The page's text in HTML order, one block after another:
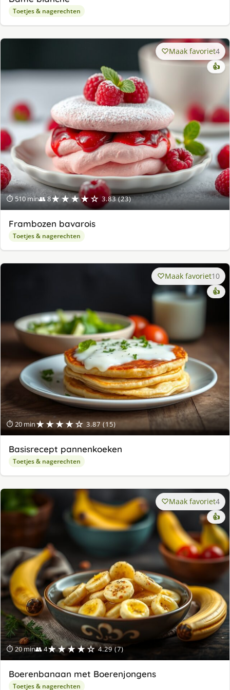
Toetjes & nagerechten
⏱ 510 min👥 8★★★★☆ 3.83 (23)
Maak favoriet4
👍
Frambozen bavarois
Toetjes & nagerechten
⏱ 20 min★★★★☆ 3.87 (15)
Maak favoriet10
👍
Basisrecept pannenkoeken
Toetjes & nagerechten
⏱ 20 min👥 4★★★★☆ 4.29 (7)
Maak favoriet4
👍
Boerenbanaan met Boerenjongens
Toetjes & nagerechten